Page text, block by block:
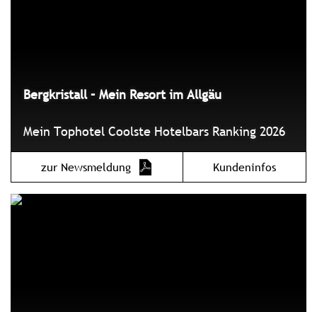
Bergkristall – Mein Resort im Allgäu
Mein Tophotel Coolste Hotelbars Ranking 2026
zur Newsmeldung Kundeninfos